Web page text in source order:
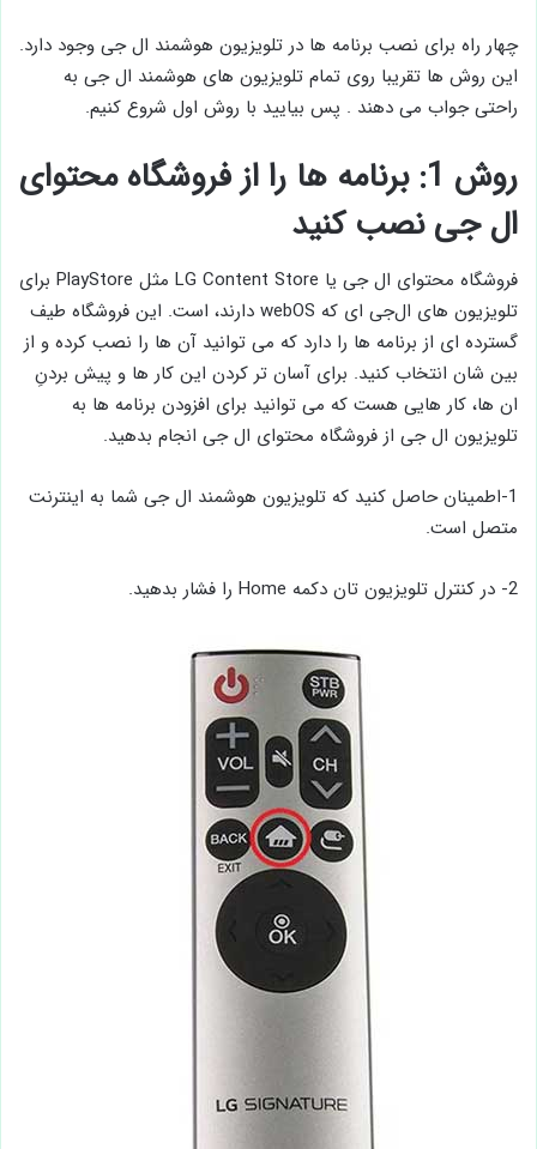
چهار راه برای نصب برنامه ها در تلویزیون هوشمند ال جی وجود دارد.
این روش ها تقریبا روی تمام تلویزیون های هوشمند ال جی به
راحتی جواب می دهند . پس بیایید با روش اول شروع کنیم.
روش 1: برنامه ها را از فروشگاه محتوای
ال جی نصب کنید
فروشگاه محتوای ال ‌جی یا LG Content Store مثل PlayStore برای
تلویزیون‌ های ال‌جی ای که webOS دارند، است. این فروشگاه طیف
گسترده ای از برنامه ها را دارد که می توانید آن ها را نصب کرده و از
بین شان انتخاب کنید. برای آسان‌ تر کردن این کار ها و پیش بردنِ
ان ها، کار هایی هست که می ‌توانید برای افزودن برنامه ‌ها به
تلویزیون ال‌ جی از فروشگاه محتوای ال ‌جی انجام بدهید.
1-اطمینان حاصل کنید که تلویزیون هوشمند ال جی شما به اینترنت
متصل است.
2- در کنترل تلویزیون تان دکمه Home را فشار بدهید.